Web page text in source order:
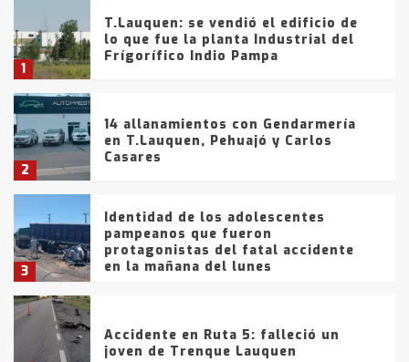
1
T.Lauquen: se vendió el edificio de
lo que fue la planta Industrial del
Frígorífico Indio Pampa
2
14 allanamientos con Gendarmería
en T.Lauquen, Pehuajó y Carlos
Casares
3
Identidad de los adolescentes
pampeanos que fueron
protagonistas del fatal accidente
en la mañana del lunes
Accidente en Ruta 5: falleció un
joven de Trenque Lauquen